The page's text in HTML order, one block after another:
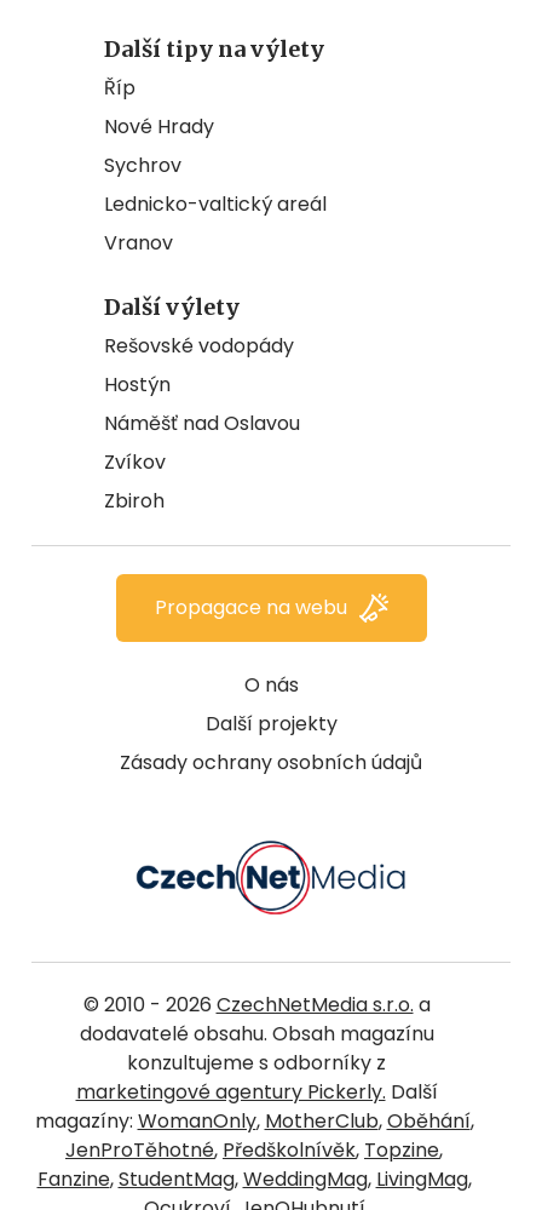
Další tipy na výlety
Říp
Nové Hrady
Sychrov
Lednicko-valtický areál
Vranov
Další výlety
Rešovské vodopády
Hostýn
Náměšť nad Oslavou
Zvíkov
Zbiroh
O nás
Další projekty
Zásady ochrany osobních údajů
Propagace na webu
© 2010 - 2026 CzechNetMedia s.r.o. a
dodavatelé obsahu. Obsah magazínu
konzultujeme s odborníky z
marketingové agentury Pickerly. Další
magazíny: WomanOnly, MotherClub,Oběhání,
JenProTěhotné, Předškolnívěk, Topzine,
Fanzine,StudentMag,WeddingMag, LivingMag,